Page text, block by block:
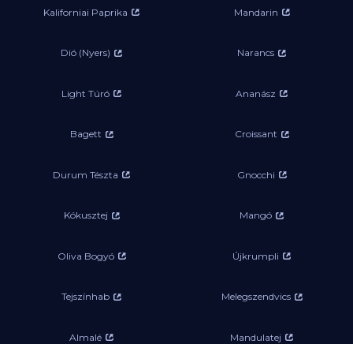
Kaliforniai Paprika Mandarin
Dió (Nyers) Narancs
Light Túró Ananász
Bagett Croissant
Durum Tészta Gnocchi
Kókusztej Mangó
Oliva Bogyó Újkrumpli
Tejszínhab Melegszendvics
Almalé Mandulatej